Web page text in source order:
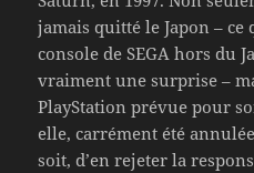
jamais quitté le Japon –
console de SEGA hors du
vraiment une surprise –
PlayStation prévue pour
elle, carrément été
soit, d’en rejeter la